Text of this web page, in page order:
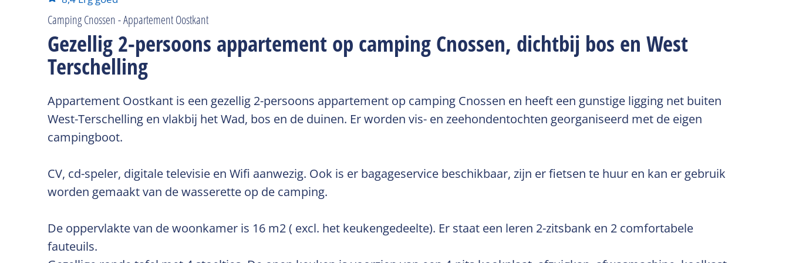
Camping Cnossen - Appartement Oostkant
Gezellig 2-persoons appartement op camping Cnossen, dichtbij bos en West
Terschelling
Appartement Oostkant is een gezellig 2-persoons appartement op camping Cnossen en heeft een gunstige ligging net buiten
West-Terschelling en vlakbij het Wad, bos en de duinen. Er worden vis- en zeehondentochten georganiseerd met de eigen
campingboot.
CV, cd-speler, digitale televisie en Wifi aanwezig. Ook is er bagageservice beschikbaar, zijn er fietsen te huur en kan er gebruik
worden gemaakt van de wasserette op de camping.
De oppervlakte van de woonkamer is 16 m2 ( excl. het keukengedeelte). Er staat een leren 2-zitsbank en 2 comfortabele
fauteuils.